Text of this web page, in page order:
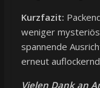
Kurzfazit:
weniger
spannende
erneut
Vielen Dank an